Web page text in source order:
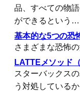
品、すべての物
ができるという…
基本的な5つの恐
さまざまな恐怖
LATTEメソッド
スターバックス
う対処しているか